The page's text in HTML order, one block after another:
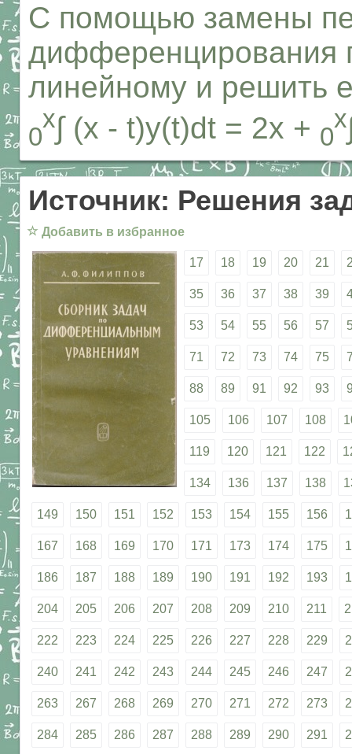
С помощью замены
дифференцирования
линейному и решить
0
x∫ (x - t)y(t)dt = 2x + 0
x
Источник: Решения
☆ Добавить в избранное
17 18 19 20 21
35 36 37 38 39
53 54 55 56 57
71 72 73 74 75
88 89 91 92 93
105 106 107 108
119 120 121 122
134 136 137 138
149 150 151 152 153 154 155 156
167 168 169 170 171 173 174 175
186 187 188 189 190 191 192 193
204 205 206 207 208 209 210 211
222 223 224 225 226 227 228 229
240 241 242 243 244 245 246 247
263 267 268 269 270 271 272 273
284 285 286 287 288 289 290 291